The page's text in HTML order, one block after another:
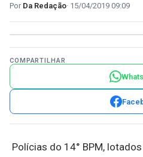
Da Redação 15/04/2019 09:09
COMPARTILHAR
Polícias do 14° BPM,